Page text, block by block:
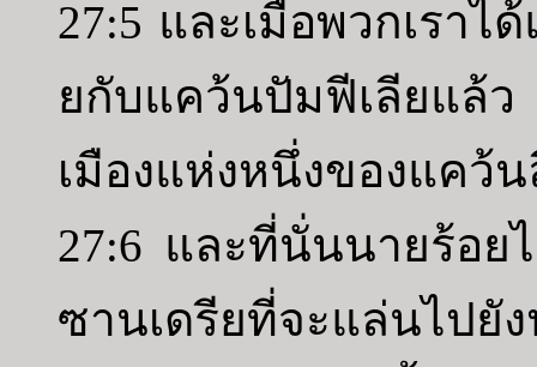
27:5 และเมื่อพวกเรา
ยกับแคว้นปัมฟีเลียแล้
เมืองแห่งหนึ่งของแคว้น
27:6 และที่นั่นนายร้อย
ซานเดรียที่จะแล่นไป